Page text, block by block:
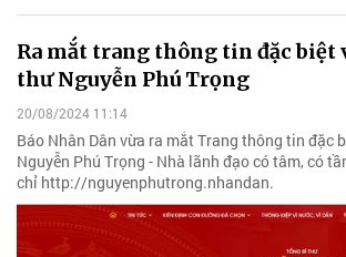
Ra mắt trang thông tin đặc biệt
thư Nguyễn Phú Trọng
20/08/2024 11:14
Báo Nhân Dân vừa ra mắt Trang thông tin đặc
Nguyễn Phú Trọng - Nhà lãnh đạo có tâm, có
chỉ http://nguyenphutrong.nhandan.